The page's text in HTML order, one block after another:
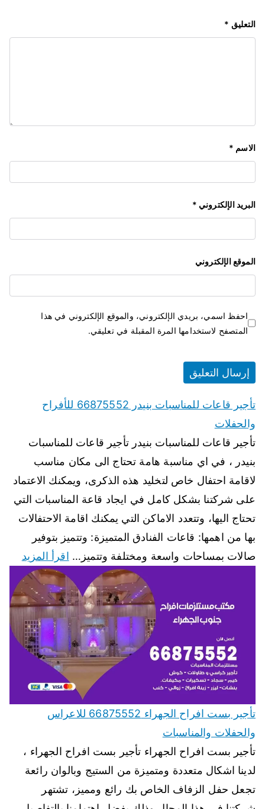
التعليق *
الاسم *
البريد الإلكتروني *
الموقع الإلكتروني
احفظ اسمي، بريدي الإلكتروني، والموقع الإلكتروني في هذا
المتصفح لاستخدامها المرة المقبلة في تعليقي.
تأجير قاعات للمناسبات بنيدر 66875552 للأفراح
والحفلات
تأجير قاعات للمناسبات بنيدر تأجير قاعات للمناسبات
بنيدر ، في اي مناسبة هامة تحتاج الى مكان مناسب
لاقامة احتفال خاص لتخليد هذه الذكرى، ويمكنك الاعتماد
على شركتنا بشكل كامل في ايجاد قاعة المناسبات التي
تحتاج اليها، وتتعدد الاماكن التي يمكنك اقامة الاحتفالات
بها من اهمها: قاعات الفنادق المتميزة: وتتميز بتوفير
صالات بمساحات واسعة ومختلفة وتتميز… اقرأ المزيد
تأجير بست افراح الجهراء 66875552 للاعراس
والحفلات والمناسبات
تأجير بست افراح الجهراء تأجير بست افراح الجهراء ،
لدينا اشكال متعددة ومتميزة من الستيج وبالوان رائعة
تجعل حفل الزفاف الخاص بك رائع ومميز، تشتهر